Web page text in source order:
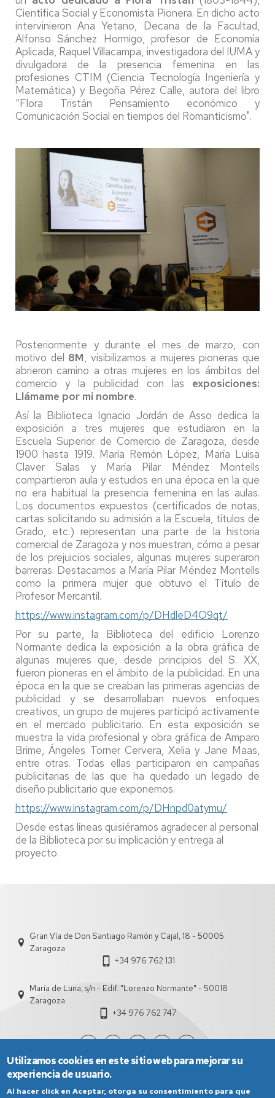
Científica Social y Economista Pionera. En dicho acto
intervinieron Ana Yetano, Decana de la Facultad,
Alfonso Sánchez Hormigo, profesor de Economía
Aplicada, Raquel Villacampa, investigadora del IUMA y
divulgadora de la presencia femenina en las
profesiones CTIM (Ciencia Tecnología Ingeniería y
Matemática) y Begoña Pérez Calle, autora del libro
“Flora Tristán Pensamiento económico y
Comunicación Social en tiempos del Romanticismo".
Posteriormente y durante el mes de marzo, con
motivo del 8M, visibilizamos a mujeres pioneras que
abrieron camino a otras mujeres en los ámbitos del
comercio y la publicidad con las exposiciones:
Llámame por mi nombre.
Así la Biblioteca Ignacio Jordán de Asso dedica la
exposición a tres mujeres que estudiaron en la
Escuela Superior de Comercio de Zaragoza, desde
1900 hasta 1919. María Remón López, María Luisa
Claver Salas y María Pilar Méndez Montells
compartieron aula y estudios en una época en la que
no era habitual la presencia femenina en las aulas.
Los documentos expuestos (certificados de notas,
cartas solicitando su admisión a la Escuela, títulos de
Grado, etc.) representan una parte de la historia
comercial de Zaragoza y nos muestran, cómo a pesar
de los prejuicios sociales, algunas mujeres superaron
barreras. Destacamos a María Pilar Méndez Montells
como la primera mujer que obtuvo el Título de
Profesor Mercantil.
https://www.instagram.com/p/DHdleD4O9qt/
Por su parte, la Biblioteca del edificio Lorenzo
Normante dedica la exposición a la obra gráfica de
algunas mujeres que, desde principios del S. XX,
fueron pioneras en el ámbito de la publicidad. En una
época en la que se creaban las primeras agencias de
publicidad y se desarrollaban nuevos enfoques
creativos, un grupo de mujeres participó activamente
en el mercado publicitario. En esta exposición se
muestra la vida profesional y obra gráfica de Amparo
Brime, Ángeles Torner Cervera, Xelia y Jane Maas,
entre otras. Todas ellas participaron en campañas
publicitarias de las que ha quedado un legado de
diseño publicitario que exponemos.
https://www.instagram.com/p/DHnpd0atymu/
Desde estas líneas quisiéramos agradecer al personal
de la Biblioteca por su implicación y entrega al
proyecto.
Gran Vía de Don Santiago Ramón y Cajal, 18 - 50005
Zaragoza
+34 976 762 131
María de Luna, s/n - Edif. "Lorenzo Normante" - 50018
Zaragoza
+34 976 762 747
Utilizamos cookies en este sitio web para mejorar su
experiencia de usuario.
Al hacer click en Aceptar, otorga su consentimiento para que